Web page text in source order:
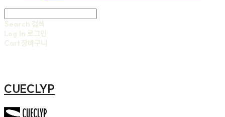
Search 검색
Log In 로그인
Cart장바구니
CUECLYP